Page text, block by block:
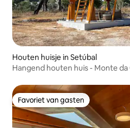
Houten huisje in Setúbal
Hangend houten huis - Monte
Favoriet van gasten
Favoriet van gasten